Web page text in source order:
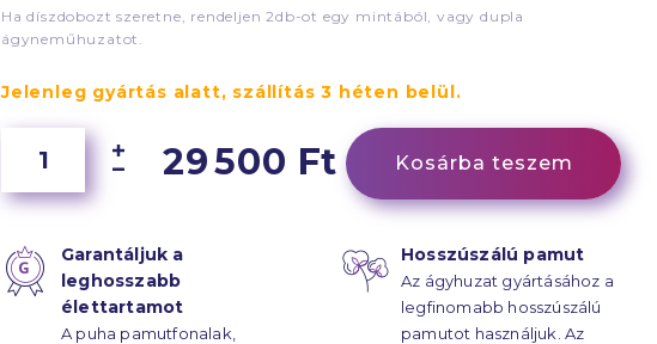
Ha díszdobozt szeretne, rendeljen 2db-ot egy mintából, vagy dupla
ágyneműhuzatot.
Jelenleg gyártás alatt, szállítás 3 héten belül.
29 500 Ft Kosárba teszem
Garantáljuk a
leghosszabb
élettartamot
A puha pamutfonalak,
Hosszúszálú pamut
Az ágyhuzat gyártásához a
legfinomabb hosszúszálú
pamutot használjuk. Az